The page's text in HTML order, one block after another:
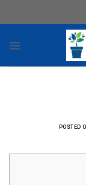
POSTED